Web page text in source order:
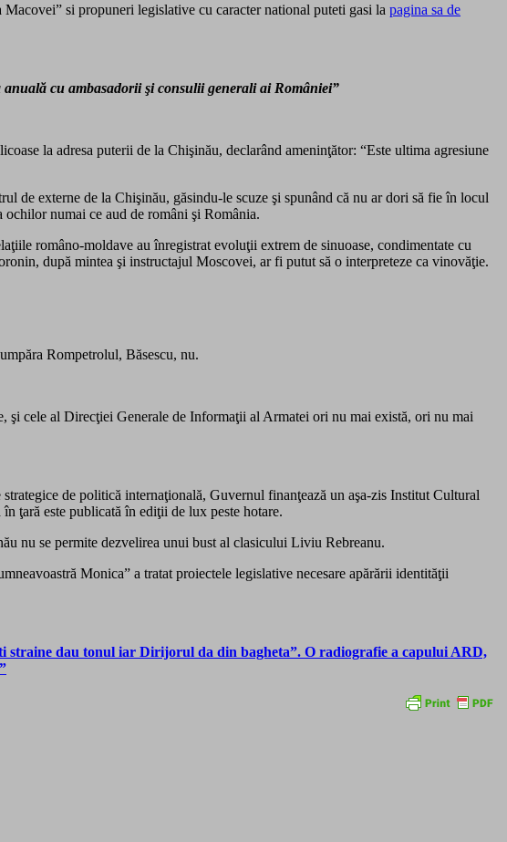
si propuneri legislative cu caracter national puteti gasi la pagina sa de
cu ambasadorii şi consulii generali ai României”
la adresa puterii de la Chişinău, declarând ameninţător: “Este ultima agresiune
de externe de la Chişinău, găsindu-le scuze şi spunând că nu ar dori să fie în locul
numai ce aud de români şi România.
româno-moldave au înregistrat evoluţii extrem de sinuoase, condimentate cu
după mintea şi instructajul Moscovei, ar fi putut să o interpreteze ca vinovăţie.
Rompetrolul, Băsescu, nu.
cele al Direcţiei Generale de Informaţii al Armatei ori nu mai există, ori nu mai
de politică internaţională, Guvernul finanţează un aşa-zis Institut Cultural
ţară este publicată în ediţii de lux peste hotare.
nu se permite dezvelirea unui bust al clasicului Liviu Rebreanu.
Monica” a tratat proiectele legislative necesare apărării identităţii
straine dau tonul iar Dirijorul da din bagheta”. O radiografie a capului ARD,